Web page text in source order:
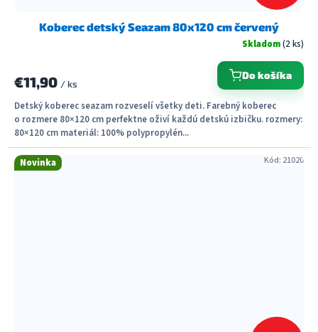
Koberec detský Seazam 80x120 cm červený
Skladom(2 ks)
€11,90 / ks
Do košíka
Detský koberec seazam rozveselí všetky deti. Farebný koberec
o rozmere 80×120 cm perfektne oživí každú detskú izbičku. rozmery:
80×120 cm materiál: 100% polypropylén...
Novinka Kód: 21020